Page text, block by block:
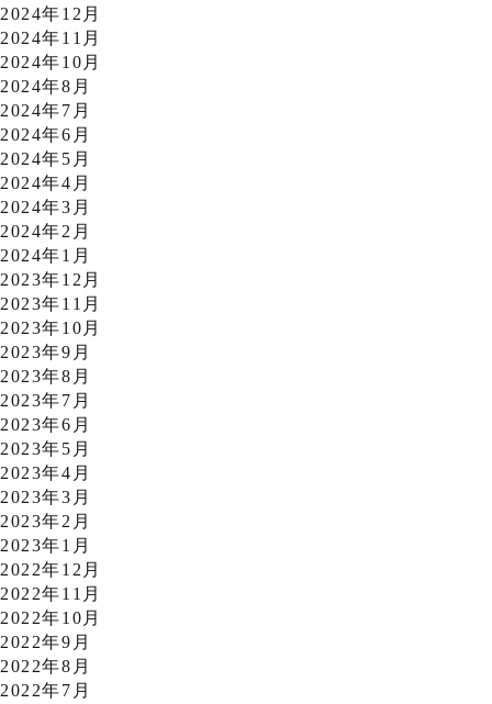
2024年12月
2024年11月
2024年10月
2024年8月
2024年7月
2024年6月
2024年5月
2024年4月
2024年3月
2024年2月
2024年1月
2023年12月
2023年11月
2023年10月
2023年9月
2023年8月
2023年7月
2023年6月
2023年5月
2023年4月
2023年3月
2023年2月
2023年1月
2022年12月
2022年11月
2022年10月
2022年9月
2022年8月
2022年7月